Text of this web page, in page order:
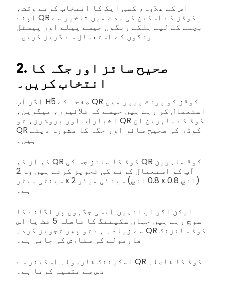
اس کے علاوہ، کسی ایک کا انتخاب کرتے وقت،
اپنے QR کوڈز کے اسکین کی مدت میں تاخیر سے
بچنے کے لیے ہلکے رنگوں جیسے پیلے اور پیسٹل
رنگوں کے استعمال سے گریز کریں۔
2. صحیح سائز اور جگہ کا
انتخاب کریں۔
اگر آپ H5 صفحہ کے QR کوڈز کو پرنٹ پیپر میں
استعمال کر رہے ہیں جیسے کہ فلائیرز، میگزین،
اخبارات اور بروشرز، تو QR کوڈ کے ماہرین ان
QR کوڈز کی صحیح سائز اور جگہ کا مشورہ دیتے
ہیں۔
کم از کم QR کوڈ کا سائز جس کی QR کوڈ ماہرین
آپ کو استعمال کرنے کی تجویز کرتے ہیں وہ 2
سینٹی میٹر x 2 سینٹی میٹر (0.8 انچ x 0.8 انچ)
ہے۔
لیکن اگر آپ انہیں ایسی جگہوں پر لگانے کا
سوچ رہے ہیں جہاں سکیننگ کا فاصلہ 5 فٹ یا اس
سے زیادہ ہے تو پھر تجویز کردہ QR کوڈ سائزنگ
فارمولے کی سفارش کی جاتی ہے۔
اسکیننگ فارمولہ اسکینر سے QR کوڈ کا فاصلہ
دس سے تقسیم کرتا ہے۔